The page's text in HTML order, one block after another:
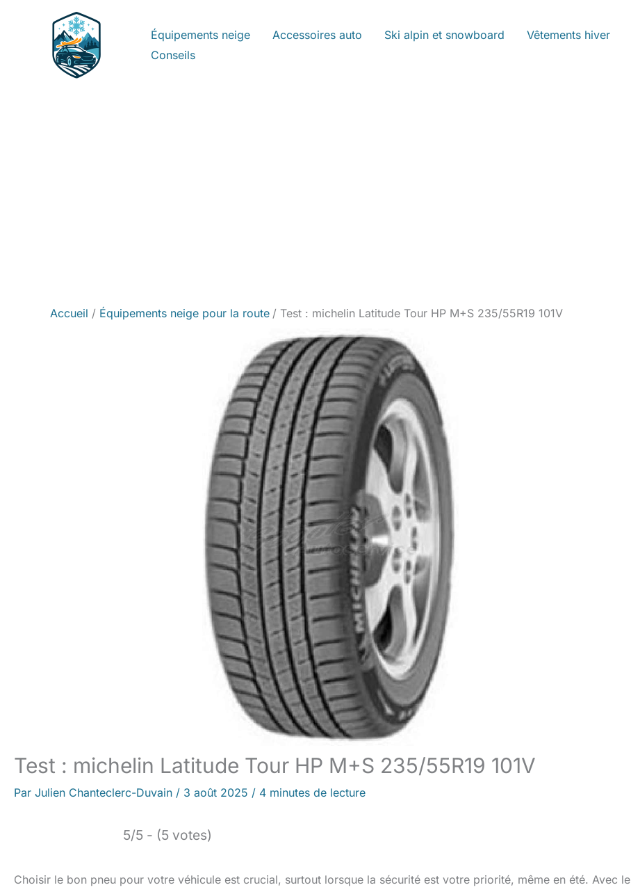
Équipements neige Accessoires auto Ski alpin et snowboard Vêtements hiver
Conseils
Accueil Équipements neige pour la route Test : michelin Latitude Tour HP M+S 235/55R19 101V
Test : michelin Latitude Tour HP M+S 235/55R19 101V
Par Julien Chanteclerc-Duvain / 3 août 2025 / 4 minutes de lecture
5/5 - (5 votes)
Choisir le bon pneu pour votre véhicule est crucial, surtout lorsque la sécurité est votre priorité, même en été. Avec le